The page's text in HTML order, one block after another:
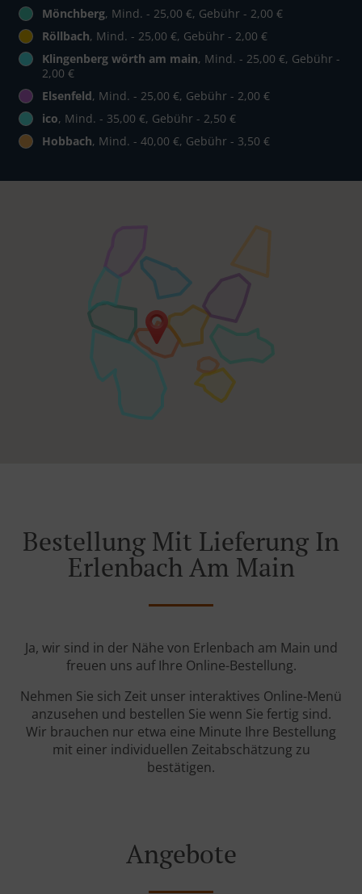
Mönchberg, Mind. - 25,00 €, Gebühr - 2,00 €
Röllbach, Mind. - 25,00 €, Gebühr - 2,00 €
Klingenberg wörth am main, Mind. - 25,00 €, Gebühr -
2,00 €
Elsenfeld, Mind. - 25,00 €, Gebühr - 2,00 €
ico, Mind. - 35,00 €, Gebühr - 2,50 €
Hobbach, Mind. - 40,00 €, Gebühr - 3,50 €
Bestellung Mit Lieferung In
Erlenbach Am Main
Ja, wir sind in der Nähe von Erlenbach am Main und
freuen uns auf Ihre Online-Bestellung.
Nehmen Sie sich Zeit unser interaktives Online-Menü
anzusehen und bestellen Sie wenn Sie fertig sind.
Wir brauchen nur etwa eine Minute Ihre Bestellung
mit einer individuellen Zeitabschätzung zu
bestätigen.
Angebote